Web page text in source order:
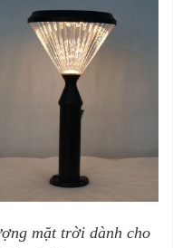
mặt trời dành cho